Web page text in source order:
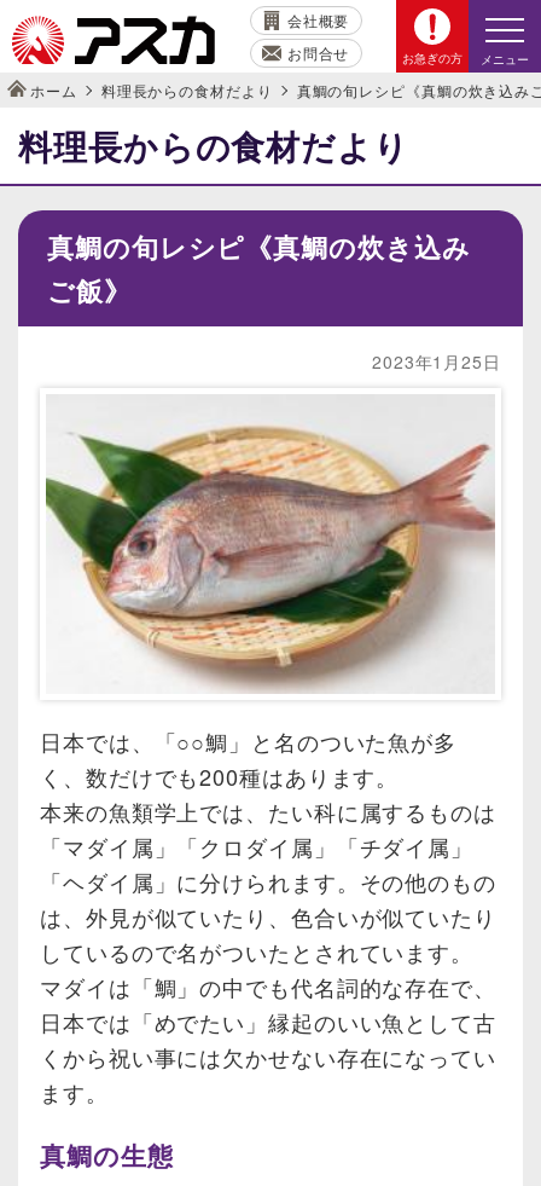
会社概要
お問合せ
お急ぎの方 メニュー
ホーム 料理長からの食材だより 真鯛の旬レシピ《真鯛の炊き込み
料理長からの食材だより
真鯛の旬レシピ《真鯛の炊き込み
ご飯》
2023年1月25日
日本では、「○○鯛」と名のついた魚が多
く、数だけでも200種はあります。
本来の魚類学上では、たい科に属するものは
「マダイ属」「クロダイ属」「チダイ属」
「ヘダイ属」に分けられます。その他のもの
は、外見が似ていたり、色合いが似ていたり
しているので名がついたとされています。
マダイは「鯛」の中でも代名詞的な存在で、
日本では「めでたい」縁起のいい魚として古
くから祝い事には欠かせない存在になってい
ます。
真鯛の生態